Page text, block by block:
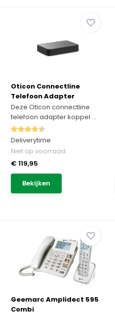
Oticon Connectline
Telefoon Adapter
Deze Oticon connectline
telefoon adapter koppel ...
Deliverytime
Niet op voorraad
€ 119,95
Bekijken
Geemarc Amplidect 595
Combi